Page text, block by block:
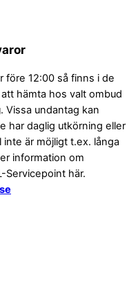
före 12:00 så finns i de
hämta hos valt ombud
. Vissa undantag kan
har daglig utkörning eller
är möjligt t.ex. långa
information om
Servicepoint här.